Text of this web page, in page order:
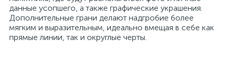
данные усопшего, а также графические украшения.
Дополнительные грани делают надгробие более
мягким и выразительным, идеально вмещая в себе как
прямые линии, так и округлые черты.